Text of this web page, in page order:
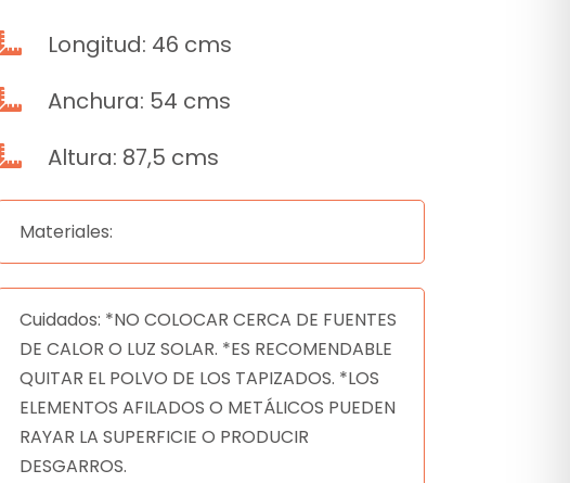
 Longitud: 46 cms
 Anchura: 54 cms
 Altura: 87,5 cms
Materiales:
Cuidados: *NO COLOCAR CERCA DE FUENTES
DE CALOR O LUZ SOLAR. *ES RECOMENDABLE
QUITAR EL POLVO DE LOS TAPIZADOS. *LOS
ELEMENTOS AFILADOS O METÁLICOS PUEDEN
RAYAR LA SUPERFICIE O PRODUCIR
DESGARROS.